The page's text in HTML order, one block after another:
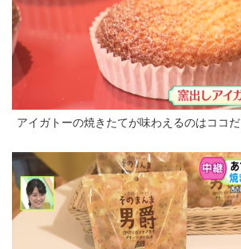
アイガトーの焼きたてが味わえるのはココだ